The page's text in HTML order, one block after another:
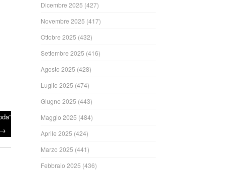
→
Dicembre 2025 (427)
Novembre 2025 (417)
Ottobre 2025 (432)
Settembre 2025 (416)
Agosto 2025 (428)
Luglio 2025 (474)
Giugno 2025 (443)
Maggio 2025 (484)
Aprile 2025 (424)
Marzo 2025 (441)
Febbraio 2025 (436)